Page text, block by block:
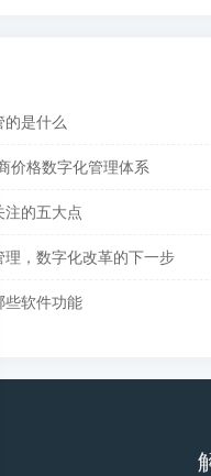
的是什么
价格数字化管理体系
注的五大点
理，数字化改革的下一步
些软件功能